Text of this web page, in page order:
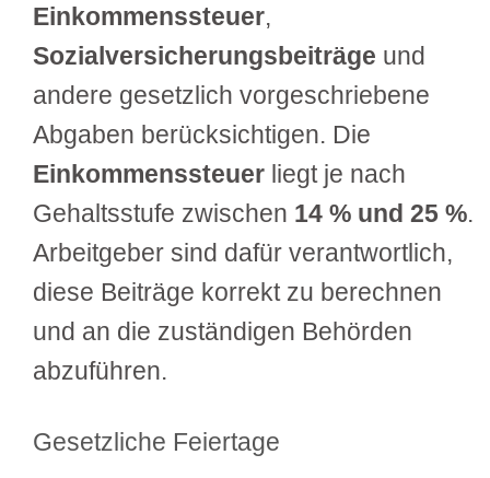
Einkommenssteuer,
Sozialversicherungsbeiträge und
andere gesetzlich vorgeschriebene
Abgaben berücksichtigen. Die
Einkommenssteuer liegt je nach
Gehaltsstufe zwischen 14 % und 25 %.
Arbeitgeber sind dafür verantwortlich,
diese Beiträge korrekt zu berechnen
und an die zuständigen Behörden
abzuführen.
Gesetzliche Feiertage